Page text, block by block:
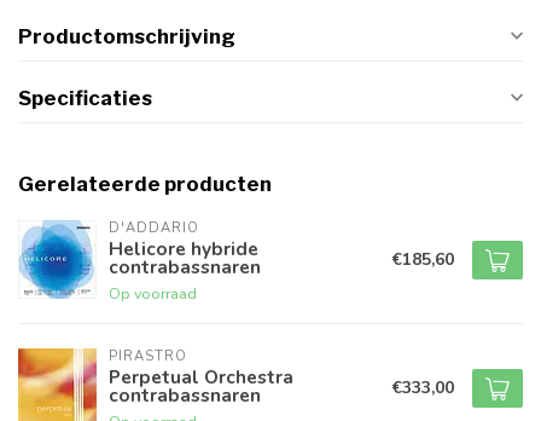
Productomschrijving
Specificaties
Gerelateerde producten
D'ADDARIO
Helicore hybride
contrabassnaren
Op voorraad
€185,60
PIRASTRO
Perpetual Orchestra
contrabassnaren €333,00